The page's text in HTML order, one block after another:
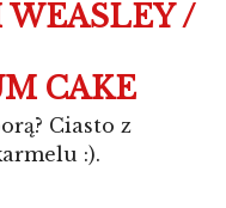
/
CAKE
Ciasto z
:).
PANI